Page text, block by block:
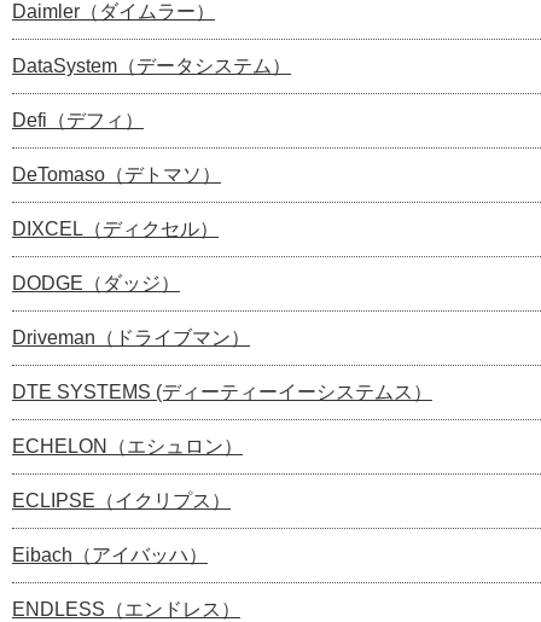
Daimler（ダイムラー）
DataSystem（データシステム）
Defi（デフィ）
DeTomaso（デトマソ）
DIXCEL（ディクセル）
DODGE（ダッジ）
Driveman（ドライブマン）
DTE SYSTEMS (ディーティーイーシステムス）
ECHELON（エシュロン）
ECLIPSE（イクリプス）
Eibach（アイバッハ）
ENDLESS（エンドレス）